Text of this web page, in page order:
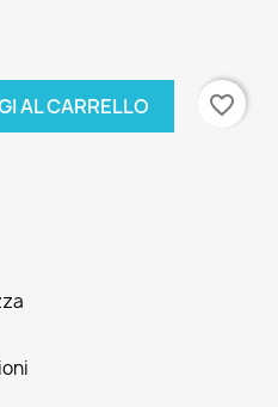
AL CARRELLO favorite_border